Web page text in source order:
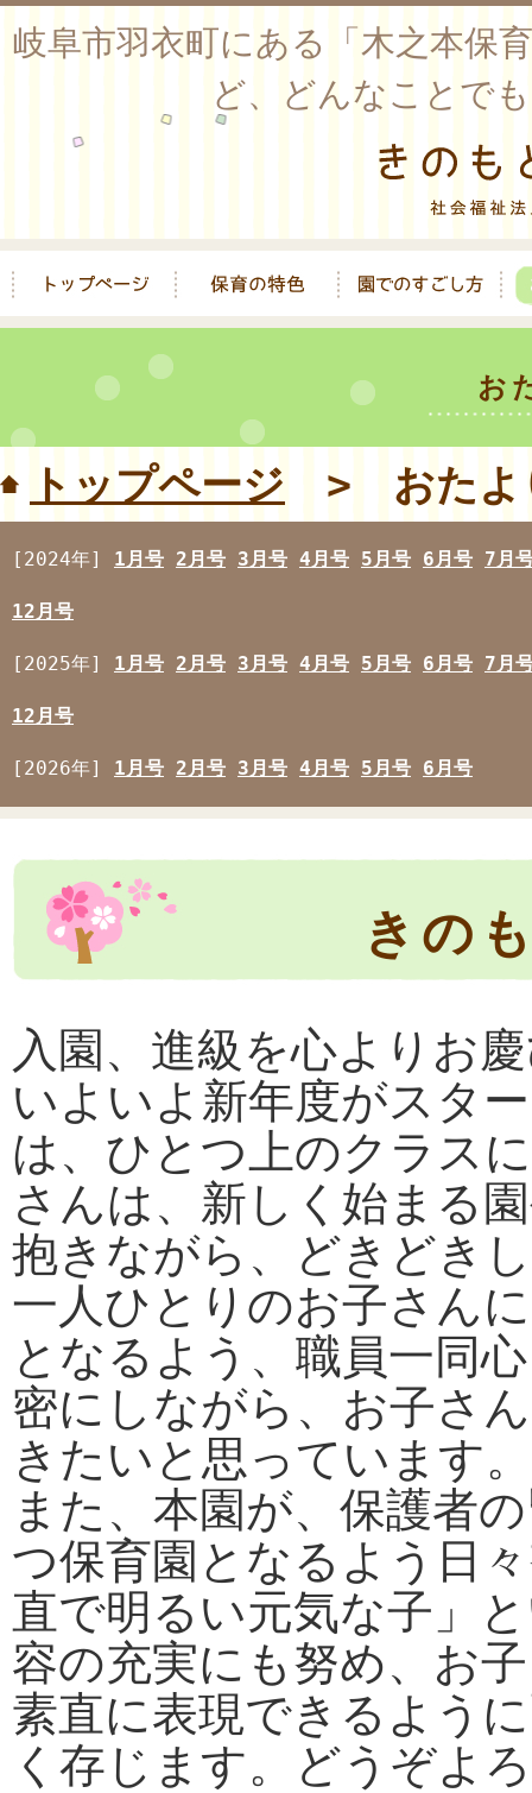
岐阜市羽衣町にある「木之本保
ど、どんなことで
お
トップページ > おたよ
[2024年] 1月号 2月号 3月号 4月号 5月号 6月号 7月
12月号
[2025年] 1月号 2月号 3月号 4月号 5月号 6月号 7月
12月号
[2026年] 1月号 2月号 3月号 4月号 5月号 6月号
きの
入園、進級を心よりお
いよいよ新年度がスタ
は、ひとつ上のクラス
さんは、新しく始まる
抱きながら、どきどき
一人ひとりのお子さん
となるよう、職員一同
密にしながら、お子さ
きたいと思っています。
また、本園が、保護者
つ保育園となるよう日
直で明るい元気な子」
容の充実にも努め、お
素直に表現できるよう
く存じます。どうぞよ